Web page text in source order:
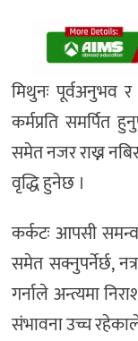
मिथुनः पूर्वअनुभव
कर्मप्रति समर्पित
समेत नजर राख्न
वृद्धि हुनेछ ।
कर्कटः आपसी
समेत सक्नुपर्नेर्छ,
गर्नाले अन्त्यमा
संभावना उच्च